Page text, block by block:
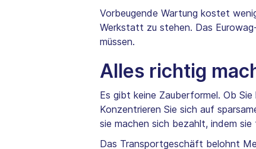
Vorbeugende Wartung kostet
Werkstatt zu stehen. Das
müssen.
Alles richtig
Es gibt keine Zauberformel. Ob
Konzentrieren Sie sich auf
sie machen sich bezahlt, indem sie
Das Transportgeschäft belohnt